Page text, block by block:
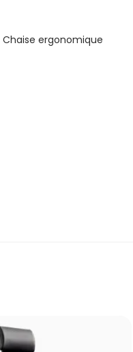
Chaise ergonomique